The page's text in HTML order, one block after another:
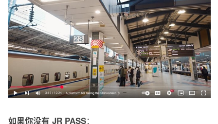
如果你没有 JR PASS：